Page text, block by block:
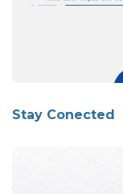
Stay Conected